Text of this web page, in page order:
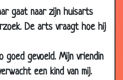
gaat naar zijn huisarts
De arts vraagt hoe hij
gevoeld. Mijn vriendin
een kind van mij.
3.28